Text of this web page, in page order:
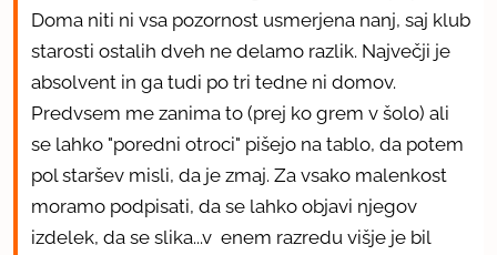
Doma niti ni vsa pozornost usmerjena nanj, saj klub
starosti ostalih dveh ne delamo razlik. Največji je
absolvent in ga tudi po tri tedne ni domov.
Predvsem me zanima to (prej ko grem v šolo) ali
se lahko "poredni otroci" pišejo na tablo, da potem
pol staršev misli, da je zmaj. Za vsako malenkost
moramo podpisati, da se lahko objavi njegov
izdelek, da se slika...v enem razredu višje je bil